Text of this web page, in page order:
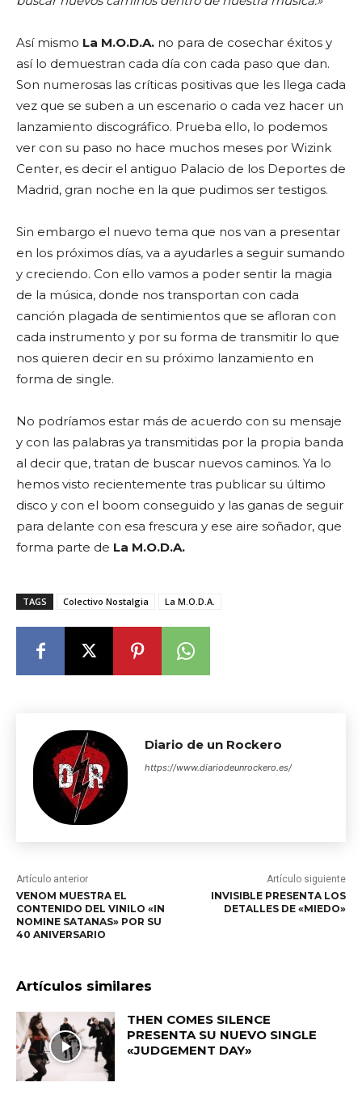
Así mismo La M.O.D.A. no para de cosechar éxitos y
así lo demuestran cada día con cada paso que dan.
Son numerosas las críticas positivas que les llega cada
vez que se suben a un escenario o cada vez hacer un
lanzamiento discográfico. Prueba ello, lo podemos
ver con su paso no hace muchos meses por Wizink
Center, es decir el antiguo Palacio de los Deportes de
Madrid, gran noche en la que pudimos ser testigos.
Sin embargo el nuevo tema que nos van a presentar
en los próximos días, va a ayudarles a seguir sumando
y creciendo. Con ello vamos a poder sentir la magia
de la música, donde nos transportan con cada
canción plagada de sentimientos que se afloran con
cada instrumento y por su forma de transmitir lo que
nos quieren decir en su próximo lanzamiento en
forma de single.
No podríamos estar más de acuerdo con su mensaje
y con las palabras ya transmitidas por la propia banda
al decir que, tratan de buscar nuevos caminos. Ya lo
hemos visto recientemente tras publicar su último
disco y con el boom conseguido y las ganas de seguir
para delante con esa frescura y ese aire soñador, que
forma parte de La M.O.D.A.
TAGS Colectivo Nostalgia La M.O.D.A.
Diario de un Rockero
https://www.diariodeunrockero.es/
Artículo anterior
VENOM MUESTRA EL
CONTENIDO DEL VINILO «IN
NOMINE SATANAS» POR SU
40 ANIVERSARIO
Artículo siguiente
INVISIBLE PRESENTA LOS
DETALLES DE «MIEDO»
Artículos similares
THEN COMES SILENCE
PRESENTA SU NUEVO SINGLE
«JUDGEMENT DAY»